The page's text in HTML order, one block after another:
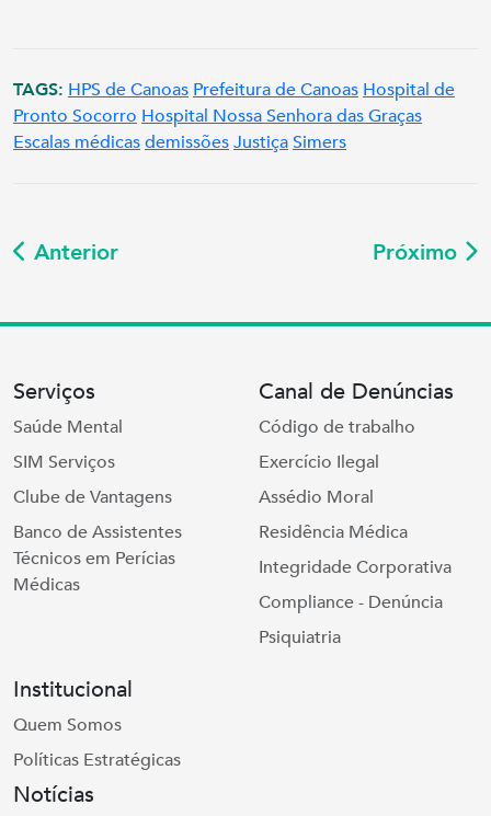
TAGS: HPS de Canoas Prefeitura de Canoas Hospital de
Pronto Socorro Hospital Nossa Senhora das Graças
Escalas médicasdemissõesJustiçaSimers
Anterior Próximo
Serviços
Saúde Mental
SIM Serviços
Clube de Vantagens
Banco de Assistentes
Técnicos em Perícias
Médicas
Canal de Denúncias
Código de trabalho
Exercício Ilegal
Assédio Moral
Residência Médica
Integridade Corporativa
Compliance - Denúncia
Psiquiatria
Institucional
Quem Somos
Políticas Estratégicas
Notícias